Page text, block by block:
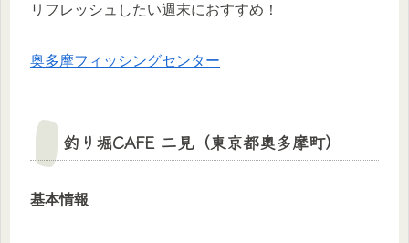
リフレッシュしたい週末におすすめ！
奥多摩フィッシングセンター
釣り堀CAFE 二見（東京都奥多摩町）
基本情報